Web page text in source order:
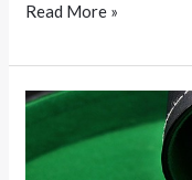
Read More »
Waarom
stoppen